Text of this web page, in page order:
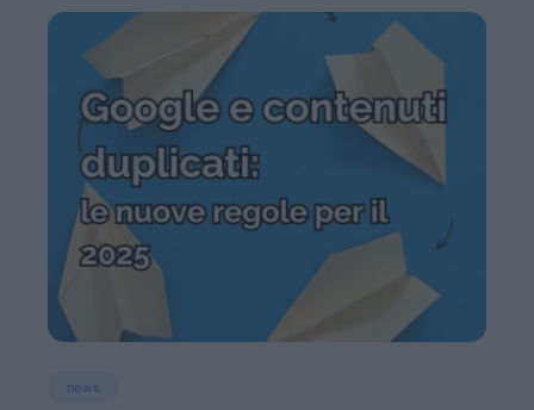
news